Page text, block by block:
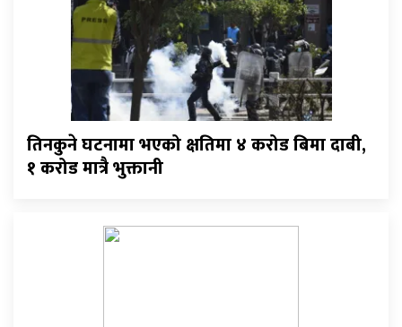
तिनकुने घटनामा भएको क्षतिमा ४ करोड बिमा दाबी,
१ करोड मात्रै भुक्तानी